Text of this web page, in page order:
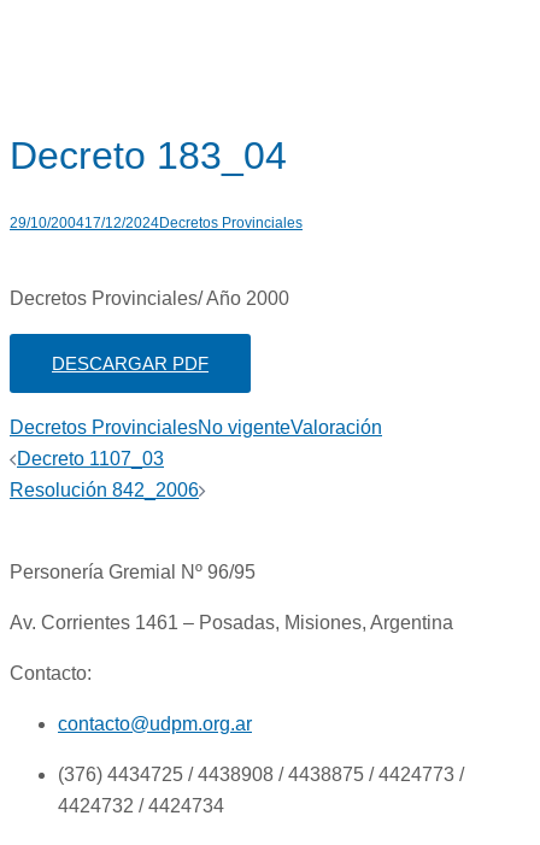
Decreto 183_04
29/10/200417/12/2024Decretos Provinciales
Decretos Provinciales/ Año 2000
DESCARGAR PDF
Decretos ProvincialesNo vigenteValoración
Navegación
de
Decreto 1107_03
Resolución 842_2006
Personería Gremial Nº 96/95
Av. Corrientes 1461 – Posadas, Misiones, Argentina
Contacto:
contacto@udpm.org.ar
(376) 4434725 / 4438908 / 4438875 / 4424773 /
4424732 / 4424734